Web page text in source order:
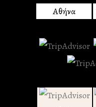
Αθήνα